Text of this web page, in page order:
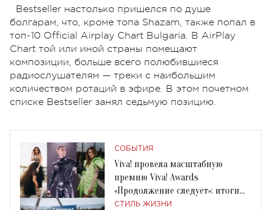
Bestseller настолько пришелся по душе
болгарам, что, кроме топа Shazam, также попал в
топ-10 Official Airplay Chart Bulgaria. В AirPlay
Chart той или иной страны помещают
композиции, больше всего полюбившиеся
радиослушателям — треки с наибольшим
количеством ротаций в эфире. В этом почетном
списке Bestseller занял седьмую позицию.
СОБЫТИЯ
Viva! провела масштабную
премию Viva! Awards
«Продолжение следует»: итоги
события
СТИЛЬ ЖИЗНИ